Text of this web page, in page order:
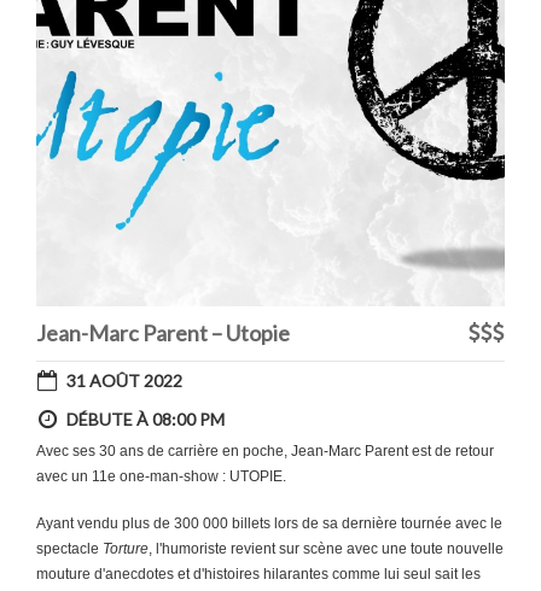
Jean-Marc Parent – Utopie
31 AOÛT 2022
DÉBUTE À 08:00 PM
Avec ses 30 ans de carrière en poche, Jean-Marc Parent est de retour
avec un 11e one-man-show : UTOPIE.
Ayant vendu plus de 300 000 billets lors de sa dernière tournée avec le
spectacle Torture , l'humoriste revient sur scène avec une toute nouvelle
mouture d'anecdotes et d'histoires hilarantes comme lui seul sait les